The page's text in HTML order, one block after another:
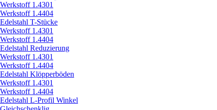
Werkstoff 1.4301
Werkstoff 1.4404
Edelstahl T-Stücke
Werkstoff 1.4301
Werkstoff 1.4404
Edelstahl Reduzierung
Werkstoff 1.4301
Werkstoff 1.4404
Edelstahl Klöpperböden
Werkstoff 1.4301
Werkstoff 1.4404
Edelstahl L-Profil Winkel